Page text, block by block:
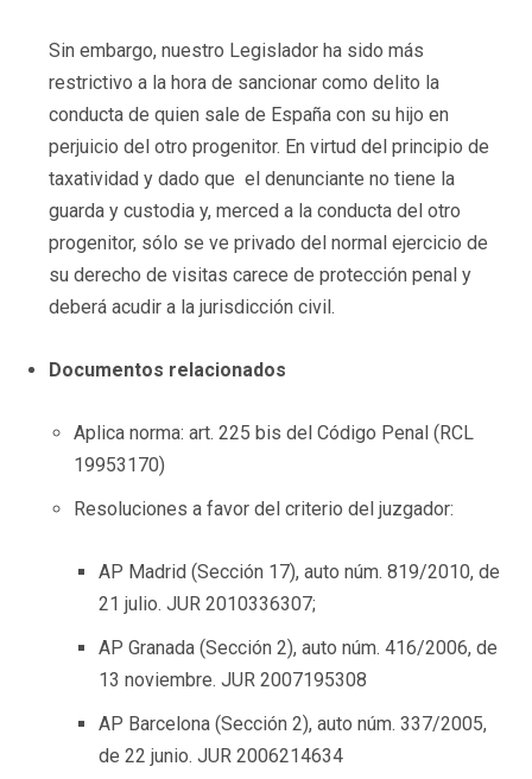
Sin embargo, nuestro Legislador ha sido más
restrictivo a la hora de sancionar como delito la
conducta de quien sale de España con su hijo en
perjuicio del otro progenitor. En virtud del principio de
taxatividad y dado que el denunciante no tiene la
guarda y custodia y, merced a la conducta del otro
progenitor, sólo se ve privado del normal ejercicio de
su derecho de visitas carece de protección penal y
deberá acudir a la jurisdicción civil.
Documentos relacionados
Aplica norma: art. 225 bis del Código Penal (RCL
19953170)
Resoluciones a favor del criterio del juzgador:
AP Madrid (Sección 17), auto núm. 819/2010, de
21 julio. JUR 2010336307;
AP Granada (Sección 2), auto núm. 416/2006, de
13 noviembre. JUR 2007195308
AP Barcelona (Sección 2), auto núm. 337/2005,
de 22 junio. JUR 2006214634